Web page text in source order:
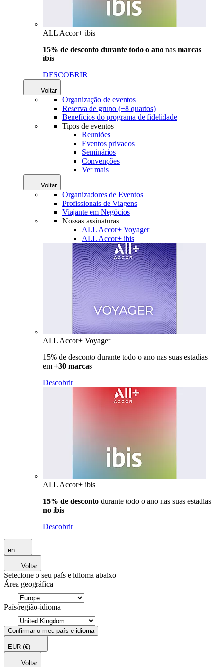
ALL Accor+ ibis
15% de desconto durante todo o ano nas marcas
ibis
DESCOBRIR
Voltar
Organização de eventos
Reserva de grupo (+8 quartos)
Benefícios do programa de fidelidade
Tipos de eventos
Reuniões
Eventos privados
Seminários
Convenções
Ver mais
Voltar
Organizadores de Eventos
Profissionais de Viagens
Viajante em Negócios
Nossas assinaturas
ALL Accor+ Voyager
ALL Accor+ ibis
ALL Accor+ Voyager
15% de desconto durante todo o ano nas suas estadias
em +30 marcas
Descobrir
ALL Accor+ ibis
15% de desconto durante todo o ano nas suas estadias
no ibis
Descobrir
en
Voltar
Selecione o seu país e idioma abaixo
Área geográfica
País/região-idioma
Confirmar o meu país e idioma
EUR (€)
Voltar